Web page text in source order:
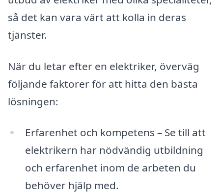
så det kan vara värt att kolla in deras
tjänster.
När du letar efter en elektriker, överväg
följande faktorer för att hitta den bästa
lösningen:
Erfarenhet och kompetens – Se till att
elektrikern har nödvändig utbildning
och erfarenhet inom de arbeten du
behöver hjälp med.